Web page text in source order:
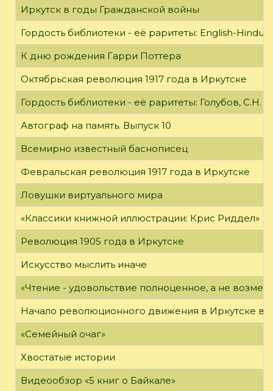
Иркутск в годы Гражданской войны
Гордость библиотеки - её раритеты: English-
К дню рождения Гарри Поттера
Октябрьская революция 1917 года в Иркутске
Гордость библиотеки - её раритеты: Голубов, С.Н.
Автограф на память. Выпуск 10
Всемирно известный баснописец
Февральская революция 1917 года в Иркутске
Ловушки виртуального мира
«Классики книжной иллюстрации: Крис Риддел»
Революция 1905 года в Иркутске
Искусство мыслить иначе
«Чтение - удовольствие полноценное, а не
Начало революционного движения в Иркутске в
«Семейный очаг»
Хвостатые истории
Видеообзор «5 книг о Байкале»